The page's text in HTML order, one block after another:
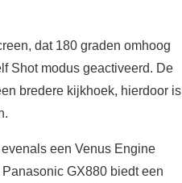
dat 180 graden omhoog
Shot modus geactiveerd. De
bredere kijkhoek, hierdoor is
een Venus Engine
GX880 biedt een